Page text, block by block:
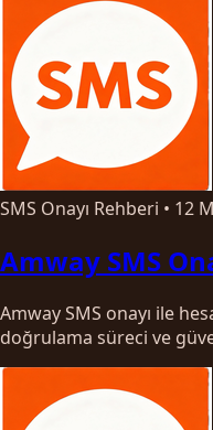
SMS Onayı Rehberi • 12
Amway SMS
Amway SMS onayı ile
doğrulama süreci ve